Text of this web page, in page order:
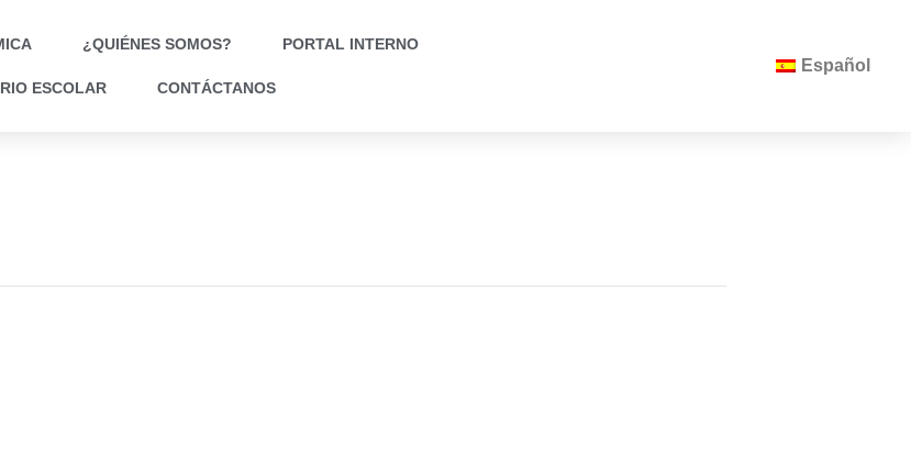
¿QUIÉNES SOMOS? PORTAL INTERNO
ESCOLAR CONTÁCTANOS
Español